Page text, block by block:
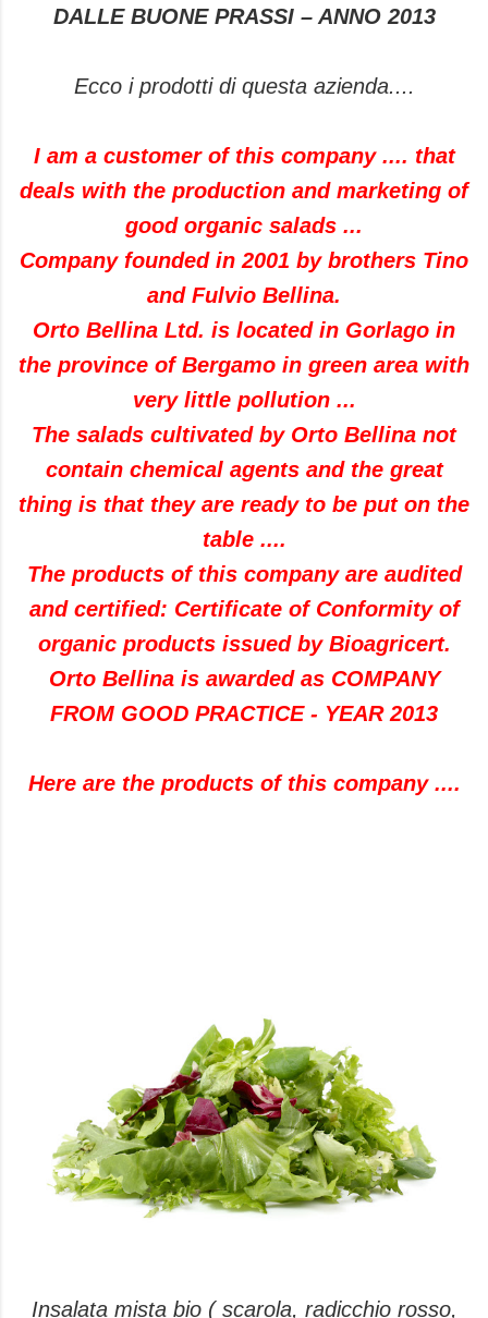
DALLE BUONE PRASSI – ANNO 2013
Ecco i prodotti di questa azienda....
I am a customer of this company .... that
deals with the production and marketing of
good organic salads ...
Company founded in 2001 by brothers Tino
and Fulvio Bellina.
Orto Bellina Ltd. is located in Gorlago in
the province of Bergamo in green area with
very little pollution ...
The salads cultivated by Orto Bellina not
contain chemical agents and the great
thing is that they are ready to be put on the
table ....
The products of this company are audited
and certified: Certificate of Conformity of
organic products issued by Bioagricert.
Orto Bellina is awarded as COMPANY
FROM GOOD PRACTICE - YEAR 2013
Here are the products of this company ....
Insalata mista bio ( scarola, radicchio rosso,